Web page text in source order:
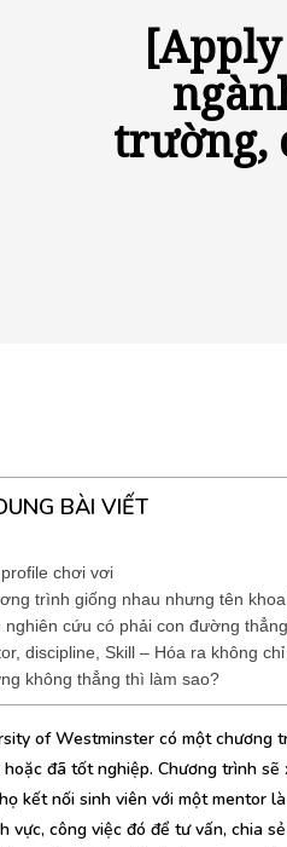
[Apply
trường,
BÀI VIẾT
profile chơi vơi
trình giống nhau nhưng tên
nghiên cứu có phải con đường
discipline, Skill – Hóa ra không
không thẳng thì làm sao?
of Westminster có một chương
hoặc đã tốt nghiệp. Chương trình
kết nối sinh viên với một mentor
vực, công việc đó để tư vấn, chia